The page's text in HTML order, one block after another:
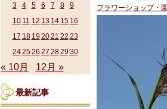
フラワーショップ・
3
4 5 6 7 8
9
10 11 12 13 14 15 16
17 18 19 2021 22 23
242526 27 2829 30
« 10月 12月 »
最新記事